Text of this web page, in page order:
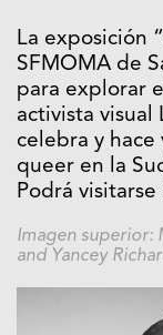
La exposición
SFMOMA de
para explorar
activista visual
celebra y
queer en la
Podrá
Imagen superior:
and Yancey